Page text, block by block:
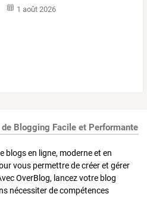
1 août 2026
Blogging Facile et Performante
blogs en ligne, moderne et en
vous permettre de créer et gérer
OverBlog, lancez votre blog
nécessiter de compétences